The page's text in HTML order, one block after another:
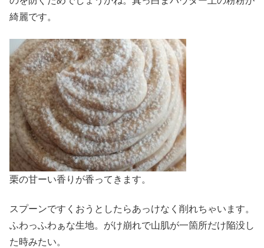
綺麗です。
栗の甘ーい香りが香ってきます。
スプーンですくおうとしたらあっけなく削れちゃいます。
ふわっふわぁな生地。がけ崩れで山肌が一箇所だけ陥没し
た時みたい。